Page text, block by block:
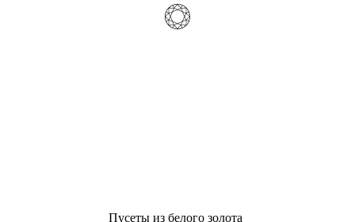
Пусеты из белого золота